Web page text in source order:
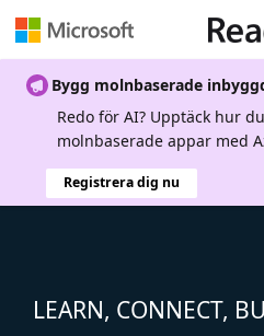
Bygg molnbaserade
Redo för AI? Upptäck hur
molnbaserade appar med
Registrera dig nu
LEARN, CONNECT,